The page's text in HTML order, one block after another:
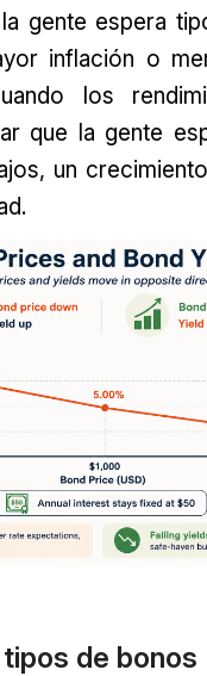
gente espera
inflación o
los
que la gente
un
de bonos